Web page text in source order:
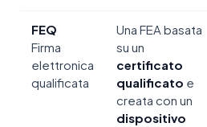
FEQ
Firma
elettronica
qualificata
Una FEA basata
su un
certificato
qualificato e
creata con un
dispositivo